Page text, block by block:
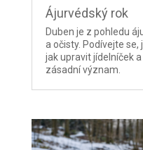
Ájurvédský rok
Duben je z pohledu
a očisty. Podívejte se,
jak upravit jídelníček
zásadní význam.